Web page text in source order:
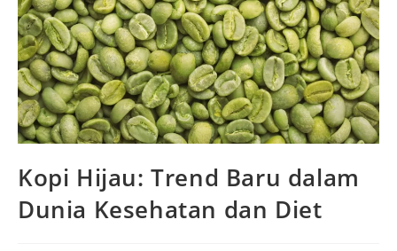
Kopi Hijau: Trend Baru dalam
Dunia Kesehatan dan Diet